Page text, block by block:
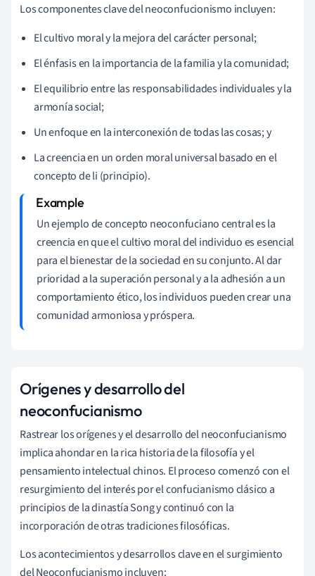
Los componentes clave del neoconfucionismo incluyen:
El cultivo moral y la mejora del carácter personal;
El énfasis en la importancia de la familia y la comunidad;
El equilibrio entre las responsabilidades individuales y la
armonía social;
Un enfoque en la interconexión de todas las cosas; y
La creencia en un orden moral universal basado en el
concepto de li (principio).
Un ejemplo de concepto neoconfuciano central es la
creencia en que el cultivo moral del individuo es esencial
para el bienestar de la sociedad en su conjunto. Al dar
prioridad a la superación personal y a la adhesión a un
comportamiento ético, los individuos pueden crear una
comunidad armoniosa y próspera.
Orígenes y desarrollo del
neoconfucianismo
Rastrear los orígenes y el desarrollo del neoconfucianismo
implica ahondar en la rica historia de la filosofía y el
pensamiento intelectual chinos. El proceso comenzó con el
resurgimiento del interés por el confucianismo clásico a
principios de la dinastía Song y continuó con la
incorporación de otras tradiciones filosóficas.
Los acontecimientos y desarrollos clave en el surgimiento
del Neoconfucianismo incluyen: